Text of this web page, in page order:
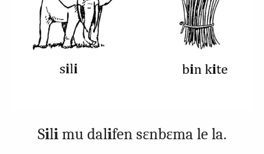
Silimu dalifen sɛnbɛma le la.